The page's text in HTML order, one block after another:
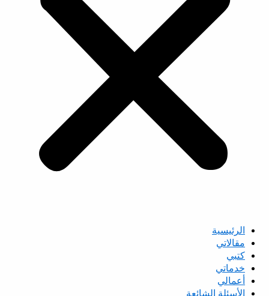
الرئيسية
مقالاتي
كتبي
خدماتي
أعمالي
الأسئلة الشائعة